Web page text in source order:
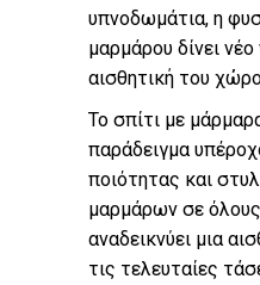
υπνοδωμάτια, η
μαρμάρου δίνει
αισθητική του
Το σπίτι με
παράδειγμα
ποιότητας και
μαρμάρων σε
αναδεικνύει μια
τις τελευταίες